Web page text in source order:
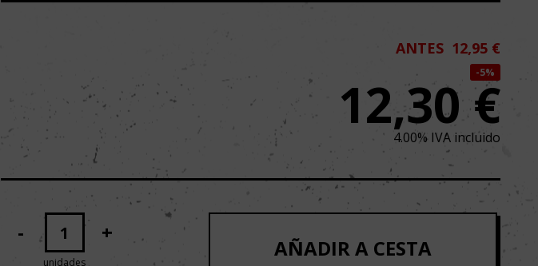
ANTES 12,95 €
5%
12,30 €
4.00% IVA incluido
-
unidades
+
AÑADIR A CESTA